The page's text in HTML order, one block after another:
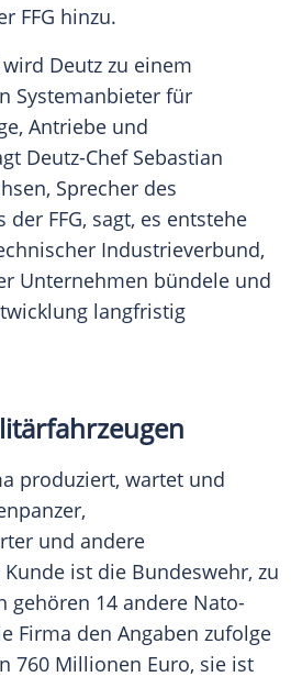
FFG hinzu.
Deutz zu einem
Systemanbieter für
Antriebe und
Deutz-Chef Sebastian
Sprecher des
FFG, sagt, es entstehe
Industrieverbund,
Unternehmen bündele und
langfristig
produziert, wartet und
und andere
ist die Bundeswehr, zu
gehören 14 andere Nato-
Firma den Angaben zufolge
760 Millionen Euro, sie ist